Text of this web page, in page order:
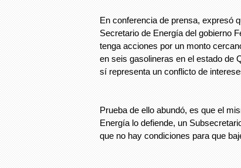
En conferencia de prensa, expresó
Secretario de Energía del gobierno
tenga acciones por un monto
en seis gasolineras en el estado de
sí representa un conflicto de
Prueba de ello abundó, es que el
Energía lo defiende, un
que no hay condiciones para que